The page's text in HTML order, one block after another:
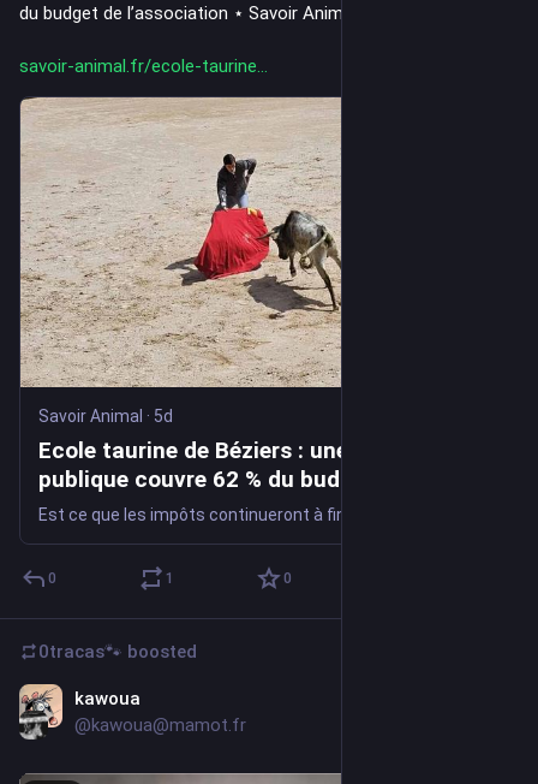
du budget de l’association ⋆ Savoir Animal
savoir-animal.fr/ecole-taurine
Savoir Animal · 5d
Ecole taurine de Béziers : une subvention
publique couvre 62 % du budget de
l’association ⋆ Savoir Animal
0 1 0
0tracas🐾 boosted
kawoua
@kawoua@mamot.fr